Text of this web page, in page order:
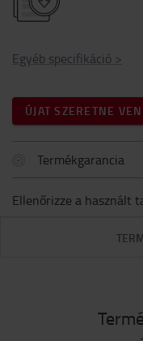
Egyéb specifikáció >
ÚJAT SZERETNE
Termékgarancia
Ellenőrizze a használt